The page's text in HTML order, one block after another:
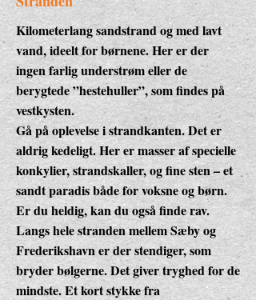
Kilometerlang sandstrand og med lavt
vand, ideelt for børnene. Her er der
ingen farlig understrøm eller de
berygtede ”hestehuller”, som findes på
vestkysten.
Gå på oplevelse i strandkanten. Det er
aldrig kedeligt. Her er masser af specielle
konkylier, strandskaller, og fine sten – et
sandt paradis både for voksne og børn.
Er du heldig, kan du også finde rav.
Langs hele stranden mellem Sæby og
Frederikshavn er der stendiger, som
bryder bølgerne. Det giver tryghed for de
mindste. Et kort stykke fra